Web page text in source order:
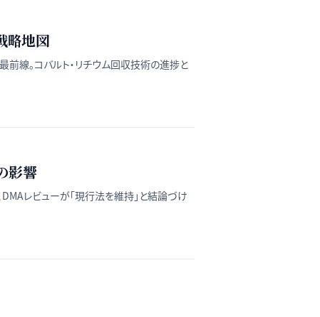
地図
線。コバルト・リチウム回収技術の進捗と
影響
レビューが「現行法を維持」と結論づけ